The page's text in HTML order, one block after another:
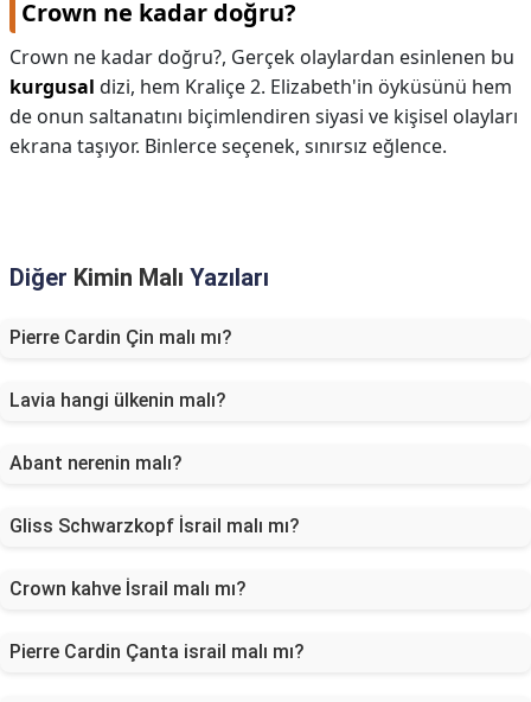
Crown ne kadar doğru?
Crown ne kadar doğru?, Gerçek olaylardan esinlenen bu
kurgusal dizi, hem Kraliçe 2. Elizabeth'in öyküsünü hem
de onun saltanatını biçimlendiren siyasi ve kişisel olayları
ekrana taşıyor. Binlerce seçenek, sınırsız eğlence.
Diğer Kimin Malı Yazıları
Pierre Cardin Çin malı mı?
Lavia hangi ülkenin malı?
Abant nerenin malı?
Gliss Schwarzkopf İsrail malı mı?
Crown kahve İsrail malı mı?
Pierre Cardin Çanta israil malı mı?